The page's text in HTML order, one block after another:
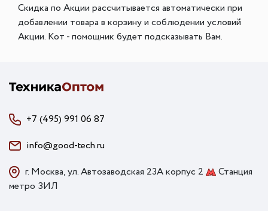
Скидка по Акции рассчитывается автоматически при
добавлении товара в корзину и соблюдении условий
Акции. Кот - помощник будет подсказывать Вам.
+7 (495) 991 06 87
info@good-tech.ru
г. Москва, ул. Автозаводская 23А корпус 2
Станция
метро ЗИЛ